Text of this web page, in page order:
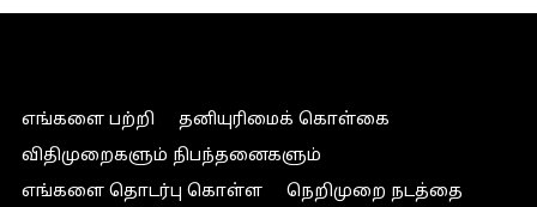
எங்களை பற்றி
தனியுரிமைக் கொள்கை
விதிமுறைகளும் நிபந்தனைகளும்
எங்களை தொடர்பு கொள்ள
நெறிமுறை நடத்தை